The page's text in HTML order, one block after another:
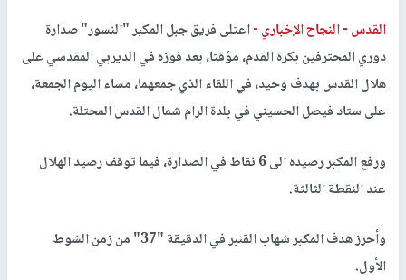
القدس -النجاح الإخباري -اعتلى فريق جبل المكبر "النسور" صدارة
دوري المحترفين بكرة القدم، مؤقتا، بعد فوزه في الديربي المقدسي على
هلال القدس بهدف وحيد، في اللقاء الذي جمعهما، مساء اليوم الجمعة،
على ستاد فيصل الحسيني في بلدة الرام شمال القدس المحتلة.
ورفع المكبر رصيده الى 6 نقاط في الصدارة، فيما توقف رصيد الهلال
عند النقطة الثالثة.
وأحرز هدف المكبر شهاب القنبر في الدقيقة "37" من زمن الشوط
الأول.